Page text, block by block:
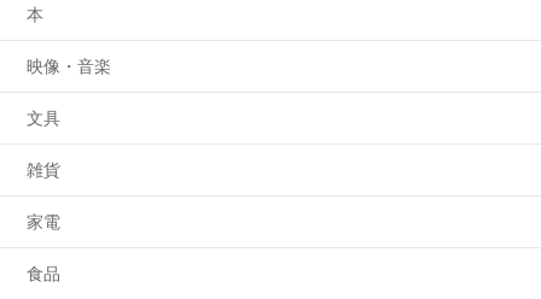
本
映像・音楽
文具
雑貨
家電
食品